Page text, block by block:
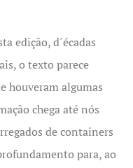
edição, d´écadas
o texto parece
houveram algumas
chega até nós
de containers
para, ao